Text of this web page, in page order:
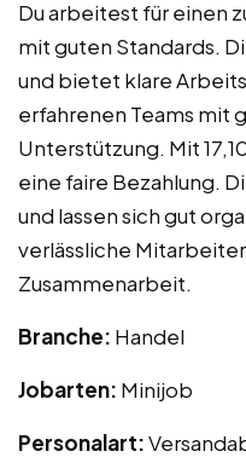
Du arbeitest für einen
mit guten Standards.
und bietet klare
erfahrenen Teams mit
Unterstützung. Mit
eine faire Bezahlung.
und lassen sich gut
verlässliche
Zusammenarbeit.
Branche: Handel
Jobarten: Minijob
Personalart: